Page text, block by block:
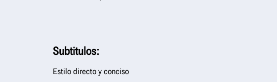
Subtitulos:
Estilo directo y conciso